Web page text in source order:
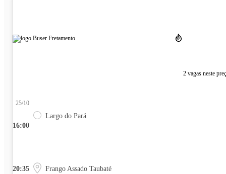
2 vagas neste
16:00
25/10
Largo do Pará
20:35 Frango Assado Taubaté